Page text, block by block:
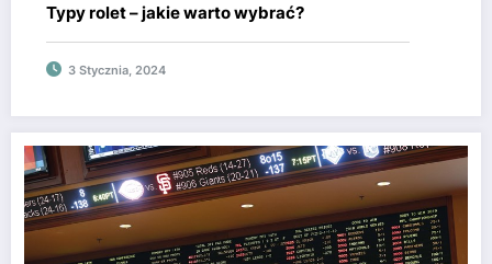
Typy rolet – jakie warto wybrać?
3 Stycznia, 2024